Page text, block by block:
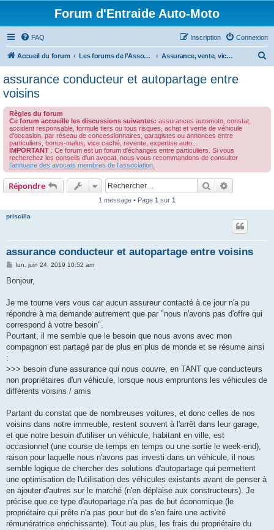
Forum d'Entraide Auto-Moto
FAQ Connexion
Inscription
Accueil du forum Les forums de l'Association des Avocats de l'Automobile Assurance, vente, vice cachés, responsabilité professionnelle des garagistes
e
assurance conducteur et autopartage entre
voisins
Règles du forum
Ce forum accueille les discussions suivantes: assurances automoto, constat,
accident responsable, formule tiers ou tous risques, achat et vente de véhicule
d'occasion, par réseau de concessionnaires, garagistes ou annonces entre
particuliers, bonus-malus, vice caché, revente, expertise auto...
IMPORTANT : Ce forum est un forum d'échanges entre particuliers. Si vous
recherchez les conseils d'un avocat, nous vous recommandons de consulter
l'annuaire des avocats membres de l'association.
Répondre Rechercher
1 message • Page 1 sur 1
priscilla
assurance conducteur et autopartage entre voisins
M
s
g
lun. juin 24, 2019 10:52 am
Bonjour,
Je me tourne vers vous car aucun assureur contacté à ce jour n'a pu
répondre à ma demande autrement que par "nous n'avons pas d'offre qui
correspond à votre besoin".
Pourtant, il me semble que le besoin que nous avons avec mon
compagnon est partagé par de plus en plus de monde et se résume ainsi
:
>>> besoin d'une assurance qui nous couvre, en TANT que conducteurs
non propriétaires d'un véhicule, lorsque nous empruntons les véhicules de
différents voisins / amis
Partant du constat que de nombreuses voitures, et donc celles de nos
voisins dans notre immeuble, restent souvent à l'arrêt dans leur garage,
et que notre besoin d'utiliser un véhicule, habitant en ville, est
occasionnel (une course de temps en temps ou une sortie le week-end),
raison pour laquelle nous n'avons pas investi dans un véhicule, il nous
semble logique de chercher des solutions d'autopartage qui permettent
une optimisation de l'utilisation des véhicules existants avant de penser à
en ajouter d'autres sur le marché (n'en déplaise aux constructeurs). Je
précise que ce type d'autopartage n'a pas de but économique (le
propriétaire qui prête n'a pas pour but de s'en faire une activité
rémunératrice enrichissante). Tout au plus, les frais du propriétaire du